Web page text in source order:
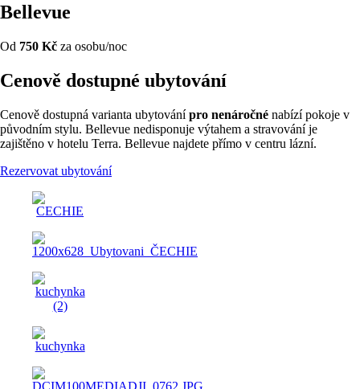
Bellevue
Od 750 Kč za osobu/noc
Cenově dostupné ubytování
Cenově dostupná varianta ubytovánípro nenáročné nabízí pokoje v
původním stylu. Bellevue nedisponuje výtahem a stravování je
zajištěno v hotelu Terra. Bellevue najdete přímo v centru lázní.
Rezervovat ubytování